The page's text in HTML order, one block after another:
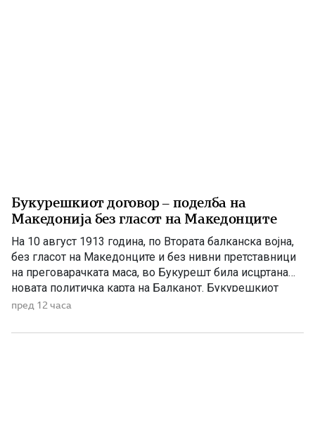
Букурешкиот договор – поделба на
Македонија без гласот на Македонците
На 10 август 1913 година, по Втората балканска војна,
без гласот на Македонците и без нивни претставници
на преговарачката маса, во Букурешт била исцртана
новата политичка карта на Балканот. Букурешкиот
договор претставува еден од најтешките настани во
била поделена меѓу соседните балкански држави, а
пред 12 часа